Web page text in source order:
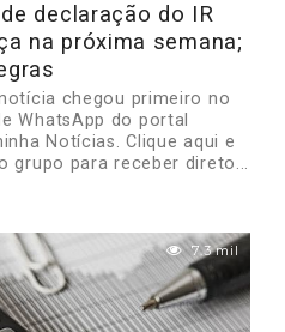
declaração do IR
na próxima semana;
chegou primeiro no
WhatsApp do portal
Notícias. Clique aqui e
grupo para receber direto...
7.3 mil